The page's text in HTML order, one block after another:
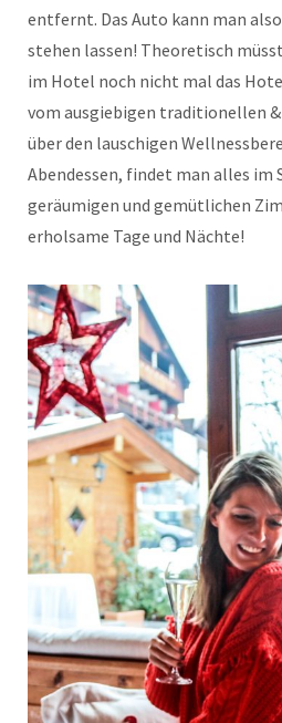
entfernt. Das Auto kann man
stehen lassen! Theoretisch
im Hotel noch nicht mal das
vom ausgiebigen traditionellen
über den lauschigen
Abendessen, findet man alles im
geräumigen und gemütlichen
erholsame Tage und Nächte!